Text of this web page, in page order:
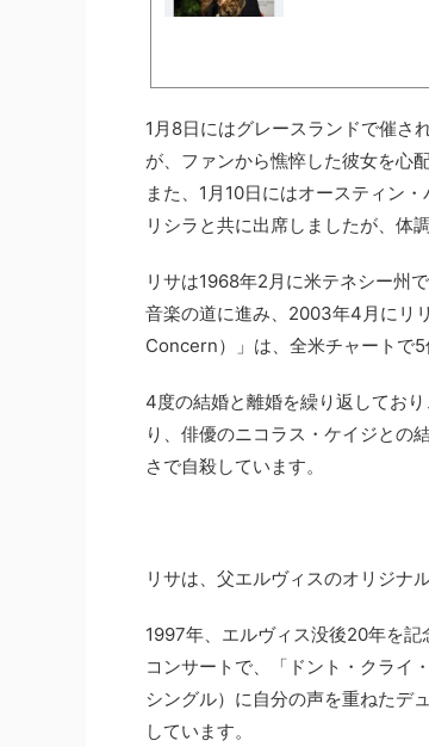
1月8日にはグレースランドで催さ
が、ファンから憔悴した彼女を心
また、1月10日にはオースティン
リシラと共に出席しましたが、体
リサは1968年2月に米テネシー州
音楽の道に進み、2003年4月にリ
Concern）」は、全米チャートで5
4度の結婚と離婚を繰り返してお
り、俳優のニコラス・ケイジとの
さで自殺しています。
リサは、父エルヴィスのオリジナ
1997年、エルヴィス没後20年を記
コンサートで、「ドント・クライ
シングル）に自分の声を重ねたデ
しています。